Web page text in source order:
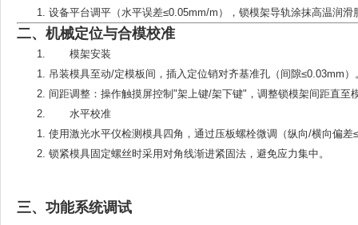
设备平台调平（水平误差≤0.05mm/m），锁模架导轨涂抹高温润滑
二、机械定位与合模校准
模架安装
吊装模具至动/定模板间，插入‌ 定位销对齐基准孔（间隙≤0.03mm）
间距调整 ：操作触摸屏控制"架上键/架下键"，调整锁模架间距直至
水平校准
使用激光水平仪检测模具四角，通过压板螺栓微调（纵向/横向偏差
锁紧模具固定螺丝时采用‌对角线渐进紧固法 ‌，避免应力集中。
三、功能系统调试